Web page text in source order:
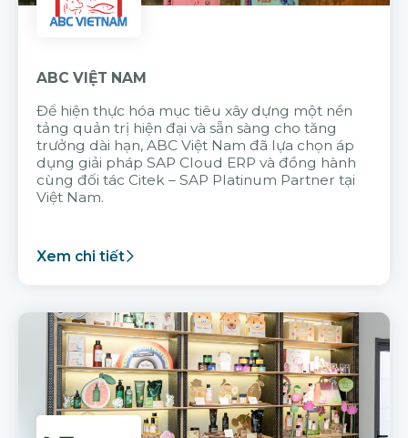
ABC VIỆT NAM
Để hiện thực hóa mục tiêu xây dựng một nền
tảng quản trị hiện đại và sẵn sàng cho tăng
trưởng dài hạn, ABC Việt Nam đã lựa chọn áp
dụng giải pháp SAP Cloud ERP và đồng hành
cùng đối tác Citek – SAP Platinum Partner tại
Việt Nam.
Xem chi tiết